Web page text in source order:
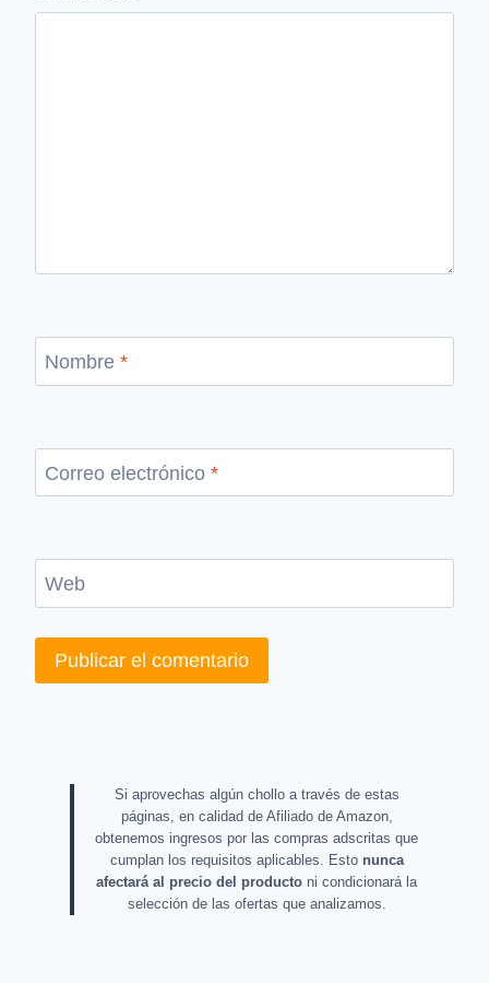
Nombre *
Correo electrónico *
Web
Si aprovechas algún chollo a través de estas
páginas, en calidad de Afiliado de Amazon,
obtenemos ingresos por las compras adscritas que
cumplan los requisitos aplicables. Esto nunca
afectará al precio del producto ni condicionará la
selección de las ofertas que analizamos.